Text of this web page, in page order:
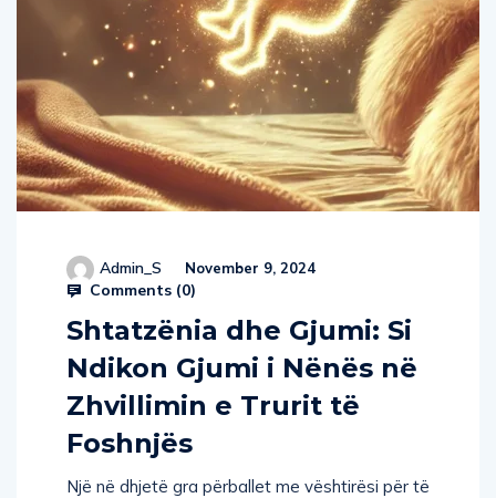
Admin_S November 9, 2024
Comments (0)
Shtatzënia dhe Gjumi: Si
Ndikon Gjumi i Nënës në
Zhvillimin e Trurit të
Foshnjës
Një në dhjetë gra përballet me vështirësi për të